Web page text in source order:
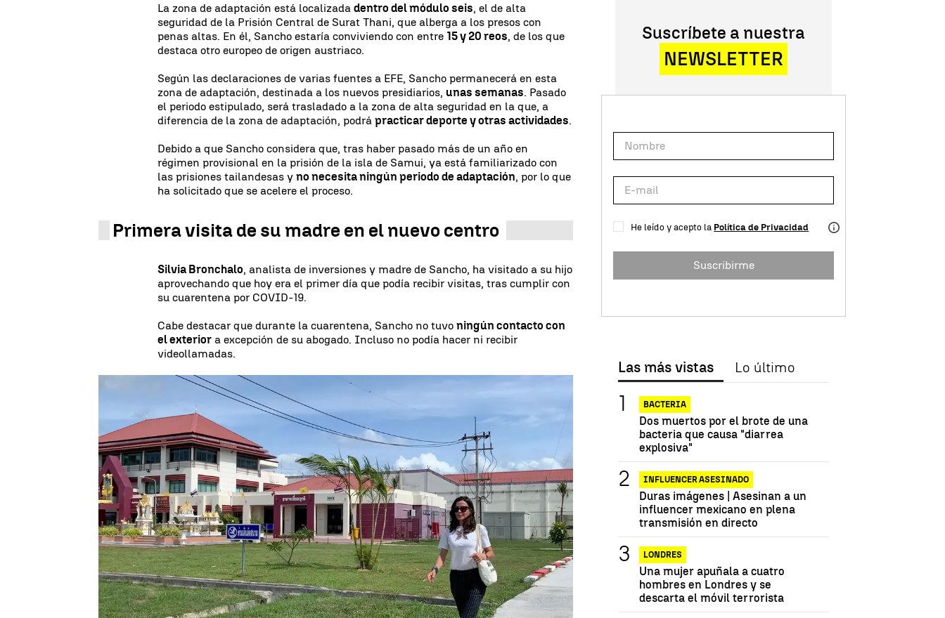
La zona de adaptación está localizadadentro del módulo seis, el de alta
seguridad de la Prisión Central de Surat Thani, que alberga a los presos con
penas altas. En él, Sancho estaría conviviendo con entre 15 y 20 reos, de los que
destaca otro europeo de origen austriaco.
Según las declaraciones de varias fuentes a EFE, Sancho permanecerá en esta
zona de adaptación, destinada a los nuevos presidiarios, unas semanas. Pasado
el periodo estipulado, será trasladado a la zona de alta seguridad en la que, a
diferencia de la zona de adaptación, podrápracticar deporte y otras actividades.
Debido a que Sancho considera que, tras haber pasado más de un año en
régimen provisional en la prisión de la isla de Samui, ya está familiarizado con
las prisiones tailandesas yno necesita ningún periodo de adaptación, por lo que
ha solicitado que se acelere el proceso.
Primera visita de su madre en el nuevo centro
Silvia Bronchalo, analista de inversiones y madre de Sancho, ha visitado a su hijo
aprovechando que hoy era el primer día que podía recibir visitas, tras cumplir con
su cuarentena por COVID-19.
Cabe destacar que durante la cuarentena, Sancho no tuvoningún contacto con
el exterior a excepción de su abogado. Incluso no podía hacer ni recibir
videollamadas.
Suscríbete a nuestra
NEWSLETTER
He leído y acepto la Política de Privacidad
Suscribirme
Las más vistas Lo último
BACTERIA
Dos muertos por el brote de una
bacteria que causa "diarrea
explosiva"
INFLUENCER ASESINADO
Duras imágenes | Asesinan a un
influencer mexicano en plena
transmisión en directo
LONDRES
Una mujer apuñala a cuatro
hombres en Londres y se
descarta el móvil terrorista